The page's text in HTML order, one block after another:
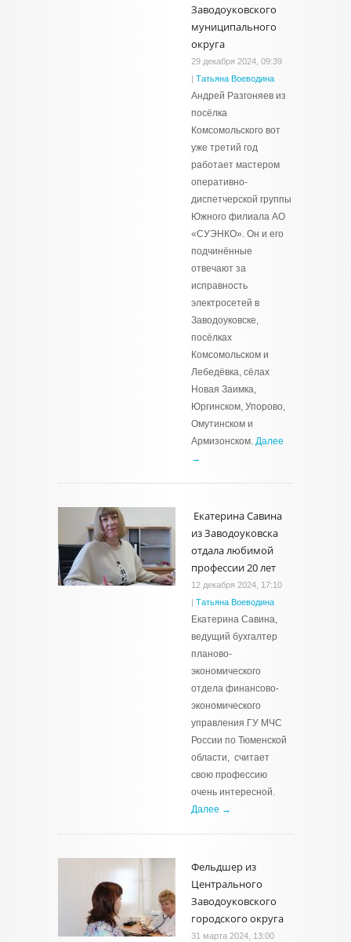
Заводоуковского
муниципального
округа
29 декабря 2024, 09:39
| Татьяна Воеводина
Андрей Разгоняев из
посёлка
Комсомольского вот
уже третий год
работает мастером
оперативно-
диспетчерской группы
Южного филиала АО
«СУЭНКО». Он и его
подчинённые
отвечают за
исправность
электросетей в
Заводоуковске,
посёлках
Комсомольском и
Лебедёвка, сёлах
Новая Заимка,
Юргинском, Упорово,
Омутинском и
Армизонском. Далее
→
Екатерина Савина
из Заводоуковска
отдала любимой
профессии 20 лет
12 декабря 2024, 17:10
| Татьяна Воеводина
Екатерина Савина,
ведущий бухгалтер
планово-
экономического
отдела финансово-
экономического
управления ГУ МЧС
России по Тюменской
области, считает
свою профессию
очень интересной.
Далее →
Фельдшер из
Центрального
Заводоуковского
городского округа
31 марта 2024, 13:00